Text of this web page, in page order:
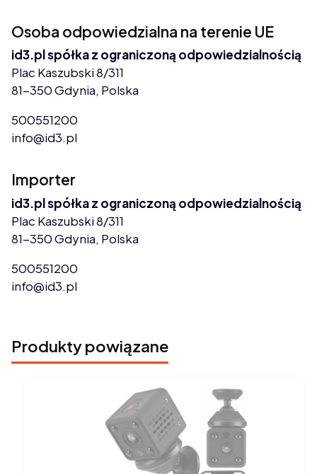
Osoba odpowiedzialna na terenie UE
id3.pl spółka z ograniczoną odpowiedzialnością
Plac Kaszubski 8/311
81-350 Gdynia, Polska
500551200
info@id3.pl
Importer
id3.pl spółka z ograniczoną odpowiedzialnością
Plac Kaszubski 8/311
81-350 Gdynia, Polska
500551200
info@id3.pl
Produkty powiązane